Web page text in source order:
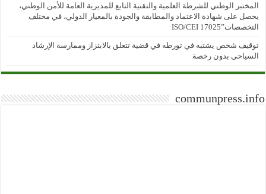
المختبر الوطني للشرطة العلمية والتقنية التابع للمديرية العامة للأمن الوطني،
يحصل على شهادة الاعتماد والمطابقة والجودة بالمعيار الدولي، في مختلف
التخصصات”ISO/CEI 17025
توقيف شخص يشتبه في تورطه في قضية تتعلق بالابتزاز وممارسة الإرشاد
السياحي بدون رخصة
communpress.info